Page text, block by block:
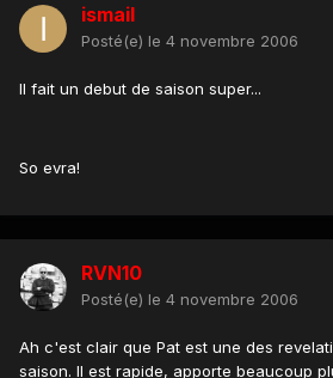
ismail
Posté(e) le 4 novembre 2006
Il fait un debut de saison super...
So evra!
RVN10
Posté(e) le 4 novembre 2006
Ah c'est clair que Pat est une des
saison. Il est rapide, apporte beaucoup